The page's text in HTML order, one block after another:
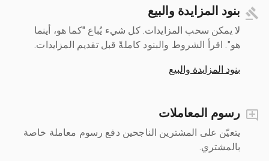
بنود المزايدة والبيع
لا يمكن سحب المزايدات. كل شيء يُباع "كما هو، أينما
هو". اقرأ الشروط والبنود كاملةً قبل تقديم المزايدات.
بنود المزايدة والبيع
رسوم المعاملات
يتعيّن على المشترين الناجحين دفع رسوم معاملة خاصة
بالمشتري.